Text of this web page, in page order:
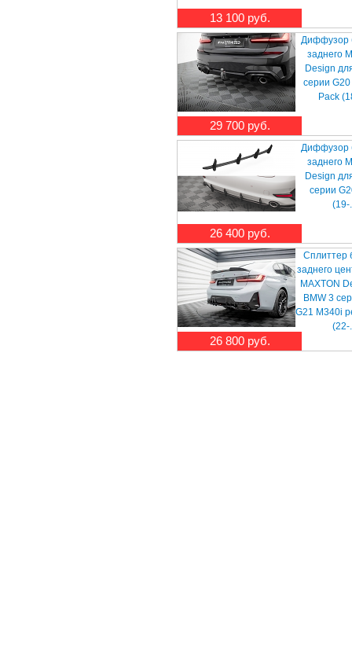
13 100 руб.
29 700 руб.
Диффузор
заднего
Design
серии G20
Pack
26 400 руб.
Диффузор
заднего
Design
серии
(19-
26 800 руб.
Сплиттер
заднего
MAXTON
BMW 3
G21 M340i
(22-